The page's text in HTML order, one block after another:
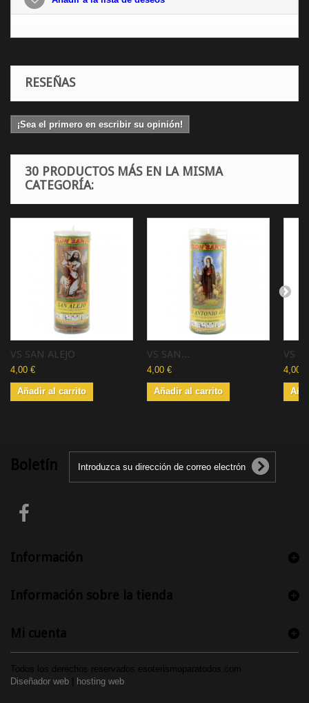
RESEÑAS
¡Sea el primero en escribir su opinión!
30 PRODUCTOS MÁS EN LA MISMA
CATEGORÍA:
VS SAN ALEJO
4,00 €
Añadir al carrito
VS SAN...
4,00 €
Añadir al carrito
VS
4,00 €
Boletín
Información
Todos los derechos reservados esoterismoparatodos.com
Diseñador web
hosting web
Información sobre la tienda
Mi cuenta